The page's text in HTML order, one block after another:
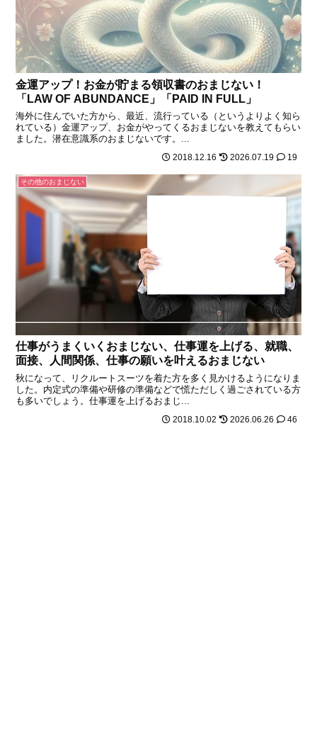
金運アップ！お金が貯まる領収書のおまじない！
「LAW OF ABUNDANCE」「PAID IN FULL」
海外に住んでいた方から、最近、流行っている（というよりよく知ら
れている）金運アップ、お金がやってくるおまじないを教えてもらい
ました。潜在意識系のおまじないです。...
2018.12.16 2026.07.19 19
その他のおまじない
仕事がうまくいくおまじない、仕事運を上げる、就職、
面接、人間関係、仕事の願いを叶えるおまじない
秋になって、リクルートスーツを着た方を多く見かけるようになりま
した。内定式の準備や研修の準備などで慌ただしく過ごされている方
も多いでしょう。仕事運を上げるおまじ...
2018.10.02 2026.06.26 46